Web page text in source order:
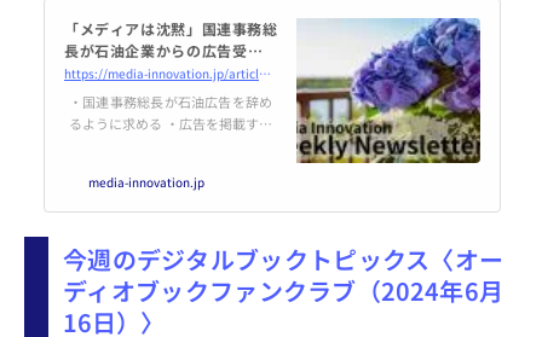
「メディアは沈黙」国連事務総
長が石油企業からの広告受け入
れを辞めるように勧告【Media I
nnovation Weekly】6/17号 |
Media Innovation / デジタル
メディアのイノベー...
https://media-innovation.jp/article/2024/06/17/141598.html
・国連事務総長が石油広告を辞め
るように求める ・広告を掲載する
沈黙media-innovation.jp
今週のデジタルブックトピックス〈オー
ディオブックファンクラブ（2024年6月
16日）〉